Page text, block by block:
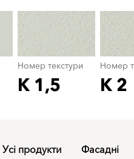
Номер текстури
K 1,5
Номер
K 2
Усі продукти Фасадні